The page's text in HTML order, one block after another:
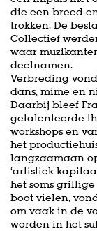
die een breed
trokken. De
Collectief
waar
deelnamen.
Verbreding
dans, mime en
Daarbij bleef
getalenteerde
workshops en
het
langzaamaan
‘artistiek
het soms
boot vielen,
om vaak in de
worden in het